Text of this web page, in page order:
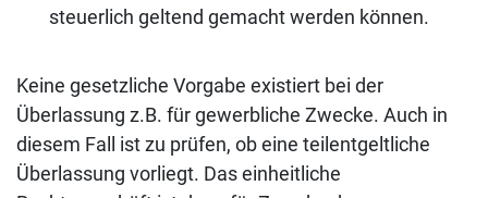
steuerlich geltend gemacht werden können.
Keine gesetzliche Vorgabe existiert bei der
Überlassung z.B. für gewerbliche Zwecke. Auch in
diesem Fall ist zu prüfen, ob eine teilentgeltliche
Überlassung vorliegt. Das einheitliche